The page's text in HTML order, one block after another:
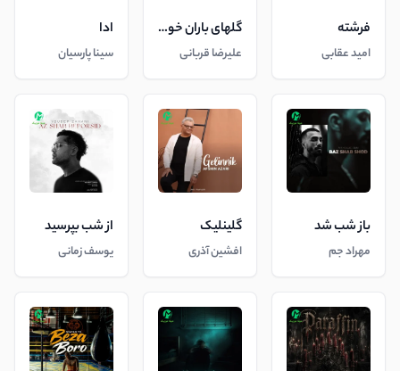
فرشته
امید عقابی
گلهای باران خورده
علیرضا قربانی
ادا
سینا پارسیان
باز شب شد
مهراد جم
گلینلیک
افشین آذری
از شب بپرسید
یوسف زمانی